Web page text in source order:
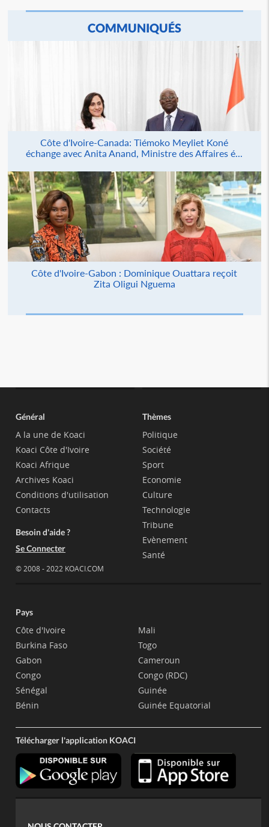
COMMUNIQUÉS
Côte d'Ivoire-Canada: Tiémoko Meyliet Koné
échange avec Anita Anand, Ministre des Affaires é...
Côte d'Ivoire-Gabon : Dominique Ouattara reçoit
Zita Oligui Nguema
Général
A la une de Koaci
Koaci Côte d'Ivoire
Koaci Afrique
Archives Koaci
Conditions d'utilisation
Contacts
Besoin d'aide ?
Se Connecter
© 2008 - 2022 KOACI.COM
Thèmes
Politique
Société
Sport
Economie
Culture
Technologie
Tribune
Evènement
Santé
Pays
Côte d'Ivoire
Burkina Faso
Gabon
Congo
Sénégal
Bénin
Mali
Togo
Cameroun
Congo (RDC)
Guinée
Guinée Equatorial
Télécharger l'application KOACI